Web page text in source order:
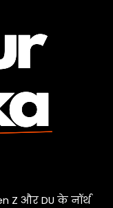
Z और DU के नॉर्थ